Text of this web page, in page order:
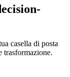
casella di posta